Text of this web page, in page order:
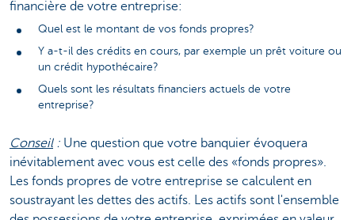
financière de votre entreprise:
Quel est le montant de vos fonds propres?
Y a-t-il des crédits en cours, par exemple un prêt voiture ou
un crédit hypothécaire?
Quels sont les résultats financiers actuels de votre
entreprise?
Conseil: Une question que votre banquier évoquera
inévitablement avec vous est celle des «fonds propres».
Les fonds propres de votre entreprise se calculent en
soustrayant les dettes des actifs. Les actifs sont l'ensemble